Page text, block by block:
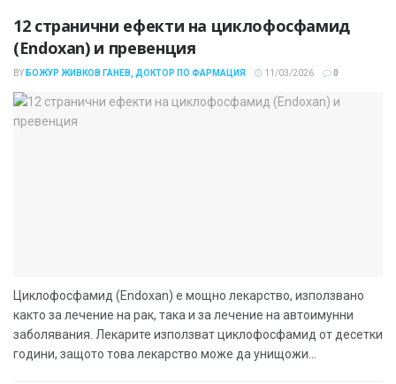
12 странични ефекти на циклофосфамид
(Endoxan) и превенция
BY БОЖУР ЖИВКОВ ГАНЕВ, ДОКТОР ПО ФАРМАЦИЯ 11/03/2026 0
Циклофосфамид (Endoxan) е мощно лекарство, използвано
както за лечение на рак, така и за лечение на автоимунни
заболявания. Лекарите използват циклофосфамид от десетки
години, защото това лекарство може да унищожи...